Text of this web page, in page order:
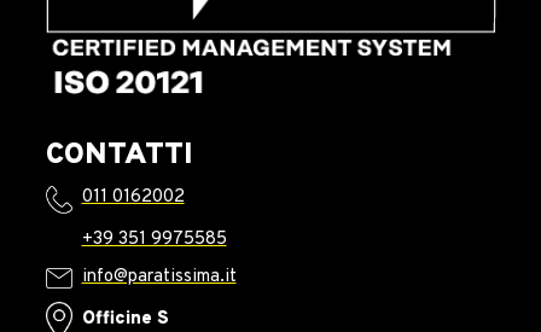
CONTATTI
011 0162002
+39 351 9975585
info@paratissima.it
Officine S